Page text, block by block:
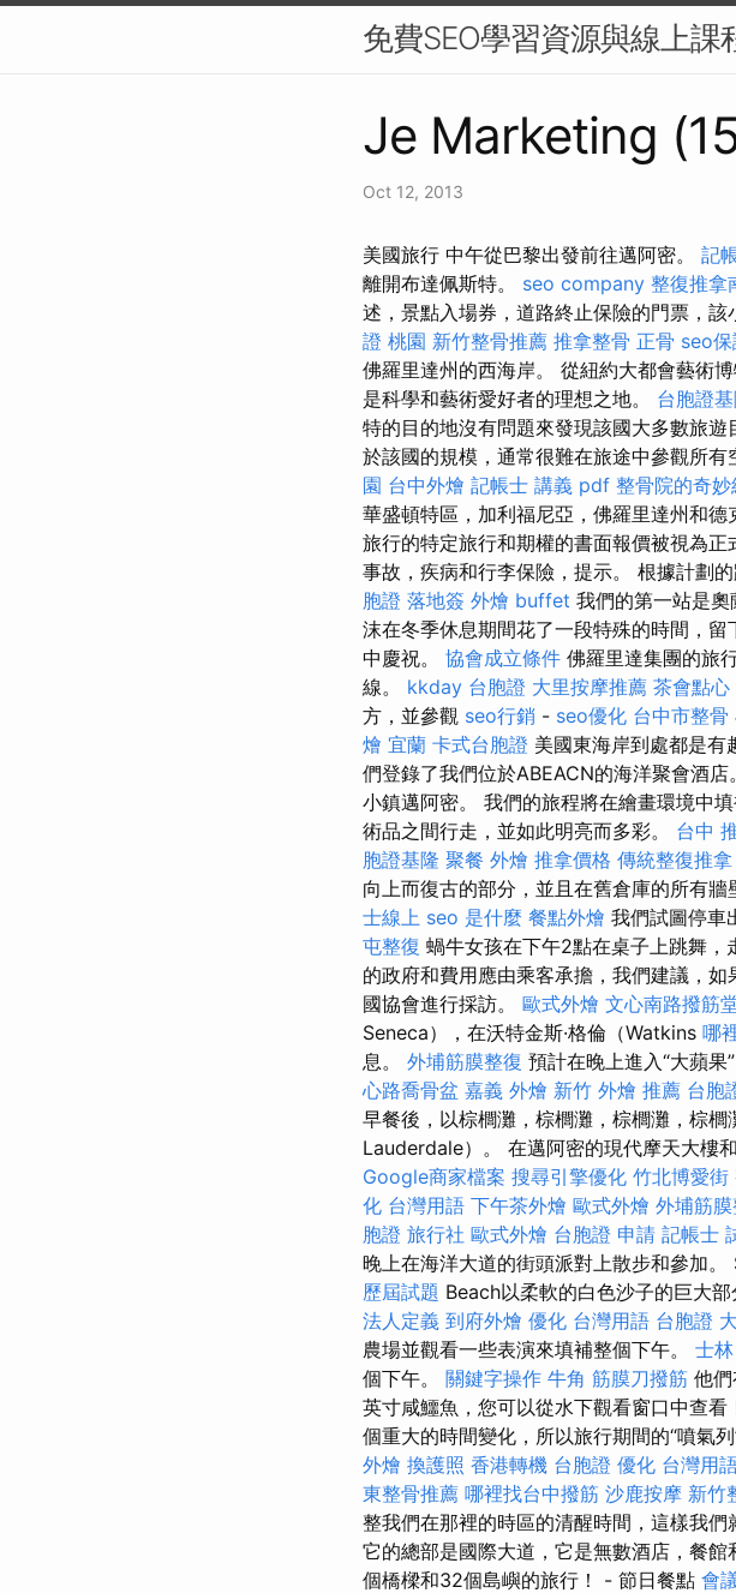
免費SEO學習資源與線上課
Je Marketing
Oct 12, 2013
美國旅行 中午從巴黎出發前往邁阿密。 記
離開布達佩斯特。 seo company 整復推拿
述，景點入場券，道路終止保險的門票，該
證 桃園 新竹整骨推薦 推拿整骨 正骨 seo
佛羅里達州的西海岸。 從紐約大都會藝術
是科學和藝術愛好者的理想之地。 台胞證
特的目的地沒有問題來發現該國大多數旅遊
於該國的規模，通常很難在旅途中參觀所
園 台中外燴 記帳士 講義 pdf 整骨院的奇妙
華盛頓特區，加利福尼亞，佛羅里達州和德
旅行的特定旅行和期權的書面報價被視為正
事故，疾病和行李保險，提示。 根據計劃
胞證 落地簽 外燴 buffet 我們的第一站是奧
沫在冬季休息期間花了一段特殊的時間，
中慶祝。 協會成立條件 佛羅里達集團的旅
線。 kkday 台胞證 大里按摩推薦 茶會點心
方，並參觀 seo行銷 - seo優化 台中市整骨
燴 宜蘭 卡式台胞證 美國東海岸到處都是有
們登錄了我們位於ABEACN的海洋聚會酒
小鎮邁阿密。 我們的旅程將在繪畫環境中
術品之間行走，並如此明亮而多彩。 台中
胞證基隆 聚餐 外燴 推拿價格 傳統整復推拿
向上而復古的部分，並且在舊倉庫的所有牆
士線上 seo 是什麼 餐點外燴 我們試圖停車
屯整復 蝸牛女孩在下午2點在桌子上跳舞
的政府和費用應由乘客承擔，我們建議，
國協會進行採訪。 歐式外燴 文心南路撥筋
Seneca），在沃特金斯·格倫（Watkins 哪
息。 外埔筋膜整復 預計在晚上進入“大蘋果”
心路喬骨盆 嘉義 外燴 新竹 外燴 推薦 台胞
早餐後，以棕櫚灘，棕櫚灘，棕櫚灘，棕
Lauderdale）。 在邁阿密的現代摩天大樓
Google商家檔案 搜尋引擎優化 竹北博愛街
化 台灣用語 下午茶外燴 歐式外燴 外埔筋
胞證 旅行社 歐式外燴 台胞證 申請 記帳士
晚上在海洋大道的街頭派對上散步和參加。
歷屆試題 Beach以柔軟的白色沙子的巨大部
法人定義 到府外燴 優化 台灣用語 台胞證
農場並觀看一些表演來填補整個下午。 士
個下午。 關鍵字操作 牛角 筋膜刀撥筋 他
英寸咸鱷魚，您可以從水下觀看窗口中查
個重大的時間變化，所以旅行期間的“噴氣
外燴 換護照 香港轉機 台胞證 優化 台灣用
東整骨推薦 哪裡找台中撥筋 沙鹿按摩 新竹
整我們在那裡的時區的清醒時間，這樣我們
它的總部是國際大道，它是無數酒店，餐
個橋樑和32個島嶼的旅行！ - 節日餐點 會